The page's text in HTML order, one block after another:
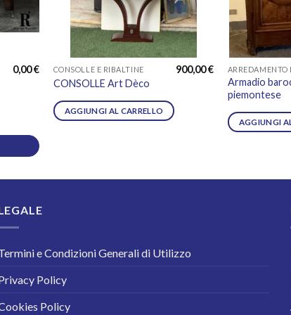
0,00€ CONSOLLE E RIBALTINE
CONSOLLE Art Dèco
900,00€
AGGIUNGI AL CARRELLO
Armadio
piemontese
AGGIUNGI
e Condizioni Generali di Utilizzo
Policy
Policy